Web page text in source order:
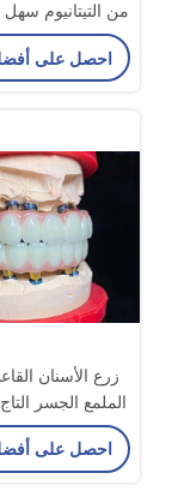
من التيتانيوم سهل
احصل على
زرع الأسنان
الملمع الجسر
لاستعادة
احصل على